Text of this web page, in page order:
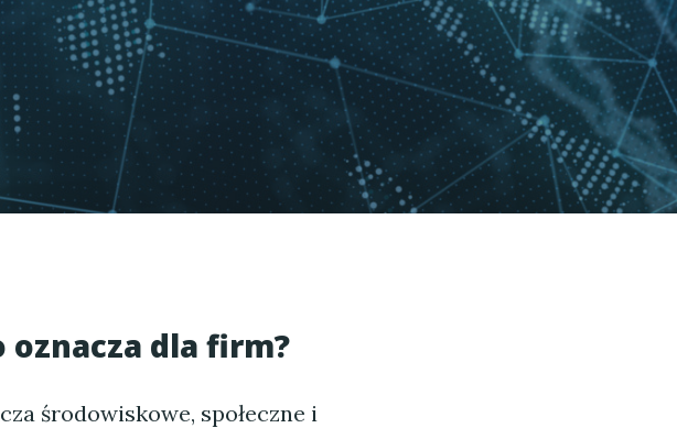
oznacza dla firm?
środowiskowe, społeczne i